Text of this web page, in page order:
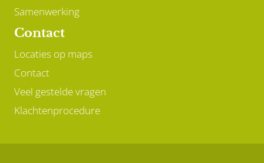
Samenwerking
Contact
Locaties op maps
Contact
Veel gestelde vragen
Klachtenprocedure